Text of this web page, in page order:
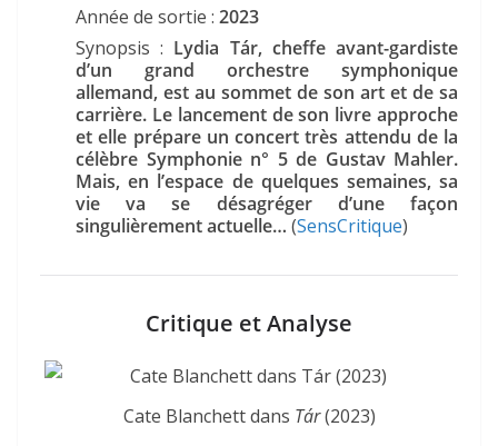
Année de sortie : 2023
Synopsis : Lydia Tár, cheffe avant-gardiste
d’un grand orchestre symphonique
allemand, est au sommet de son art et de sa
carrière. Le lancement de son livre approche
et elle prépare un concert très attendu de la
célèbre Symphonie n° 5 de Gustav Mahler.
Mais, en l’espace de quelques semaines, sa
vie va se désagréger d’une façon
singulièrement actuelle… (SensCritique)
Critique et Analyse
Cate Blanchett dans Tár(2023)